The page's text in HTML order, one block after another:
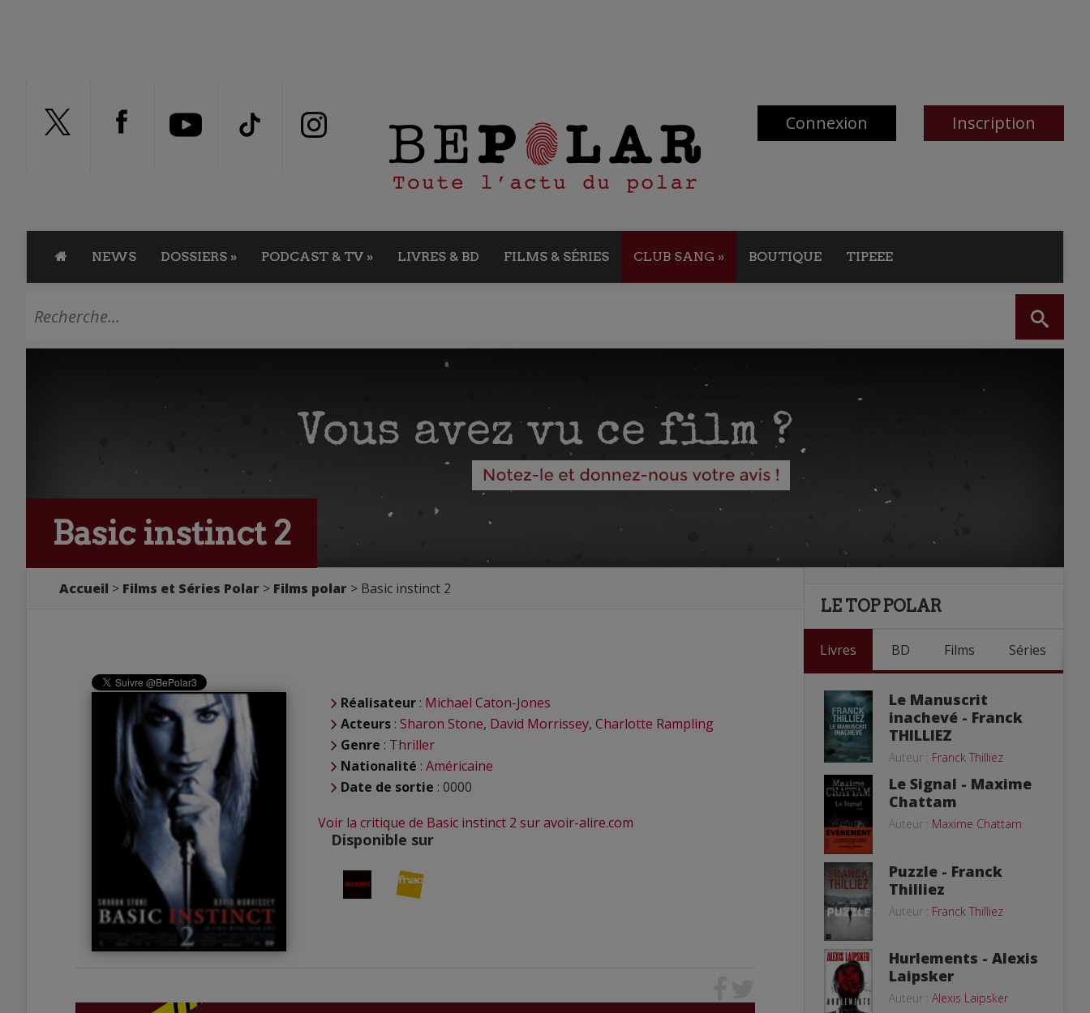
Connexion Inscription
NEWS DOSSIERS » PODCAST & TV » LIVRES & BD FILMS & SÉRIES CLUB SANG » BOUTIQUE TIPEEE
Basic instinct 2
Accueil Films et Séries Polar Films polar Basic instinct 2
Réalisateur : Michael Caton-Jones
Acteurs : Sharon Stone, David Morrissey, Charlotte Rampling
Genre : Thriller
Nationalité : Américaine
Date de sortie : 0000
Voir la critique de Basic instinct 2 sur avoir-alire.com
Disponible sur
LE TOP POLAR
Livres BD Films Séries
Le Manuscrit
inachevé - Franck
THILLIEZ
Auteur : Franck Thilliez
Le Signal - Maxime
Chattam
Auteur : Maxime Chattam
Puzzle - Franck
Thilliez
Auteur : Franck Thilliez
Hurlements - Alexis
Laipsker
Auteur : Alexis Laipsker